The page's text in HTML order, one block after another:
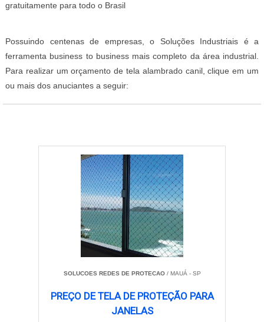
gratuitamente para todo o Brasil
Possuindo centenas de empresas, o Soluções Industriais é a
ferramenta business to business mais completo da área industrial.
Para realizar um orçamento de tela alambrado canil, clique em um
ou mais dos anuciantes a seguir:
SOLUCOES REDES DE PROTECAO/ MAUÁ - SP
PREÇO DE TELA DE PROTEÇÃO PARA
JANELAS